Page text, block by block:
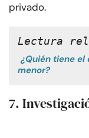
privado.
Lectura
¿Quién tiene
menor?
7.